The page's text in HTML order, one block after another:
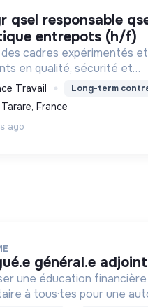
entrepots (h/f)
cadres expérimentés et
en qualité, sécurité et
pour des postes
à une logistique
des impacts écologiques
...
Travail Long-term
France
ago
général.e
une éducation
à tous·tes pour une